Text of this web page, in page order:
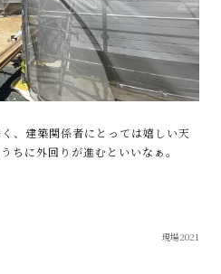
、建築関係者にとっては嬉しい天
ちに外回りが進むといいなぁ。
現場2021